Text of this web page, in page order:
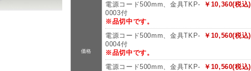
価格
￥10,360(税込)
電源コード500mm、金具TKP-
0003付
※品切中です。
￥10,560(税込)
電源コード500mm、金具TKP-
0004付
※品切中です。
￥10,560(税込)
電源コード500mm、金具TKP-